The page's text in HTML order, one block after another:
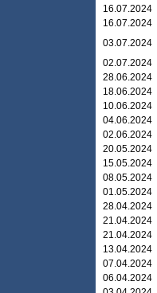
16.07.2024
16.07.2024
03.07.2024
02.07.2024
28.06.2024
18.06.2024
10.06.2024
04.06.2024
02.06.2024
20.05.2024
15.05.2024
08.05.2024
01.05.2024
28.04.2024
21.04.2024
21.04.2024
13.04.2024
07.04.2024
06.04.2024